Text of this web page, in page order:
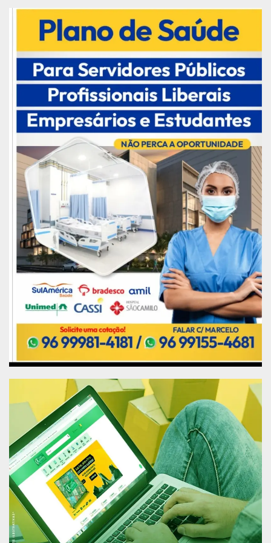
quase 30% no ano até julho, em comparação com
o período de 12 meses.
Os líderes estrangeiros também têm
desaprovado os ataques repetidos do presidente
Jair Bolsonaro e seu governo de extrema direita a
acadêmicos, especialistas e organizações sem
fins lucrativos que trabalham para proteger o
meio ambiente.
Bolsonaro, um ex-capitão do exército, sugeriu,
sem oferecer nenhuma evidência, que as
organizações sem fins lucrativos estavam por
trás de alguns dos incêndios que aconteceram na
Amazônia em julho e agosto, como um meio de
fazer seu governo parecer ruim. Mais tarde, ele
alegou que o ator norte-americano Leonardo
DiCaprio, ao financiar certas organizações sem
fins lucrativos, foi parcialmente responsável pelas
chamas. DiCaprio negou o financiamento desses
grupos, mas expressou solidariedade a eles.
Em abril, o presidente emitiu um decreto
presidencial que dissolveu dezenas de comitês,
nos quais organizações sem fins lucrativos,
especialistas e membros da sociedade civil
haviam desempenhado um papel significativo.
Um deles era o Comitê de Orientação do Fundo
Amazônia, que havia estabelecido critérios para
seleção de projetos e alocação de fundos.
Um dos pontos-chave das negociações entre os
dois países para desbloquear os US $ 500